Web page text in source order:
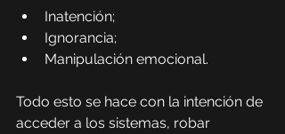
Inatención;
Ignorancia;
Manipulación emocional.
Todo esto se hace con la intención de
acceder a los sistemas, robar